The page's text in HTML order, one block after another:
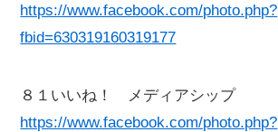
https://www.facebook.com/photo.php?
fbid=630319160319177
８１いいね！ メディアシップ
https://www.facebook.com/photo.php?